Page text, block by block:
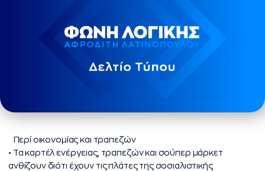
Περί οικονομίας και τραπεζών
• Τα καρτέλ ενέργειας, τραπεζών και σούπερ μάρκετ
ανθίζουν διότι έχουν τις πλάτες της σοσιαλιστικής